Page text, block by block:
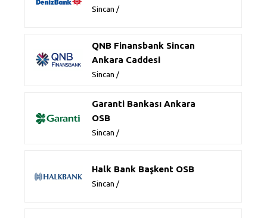
Sincan /
QNB Finansbank Sincan
Ankara Caddesi
Sincan /
Garanti Bankası Ankara
OSB
Sincan /
Halk Bank Başkent OSB
Sincan /